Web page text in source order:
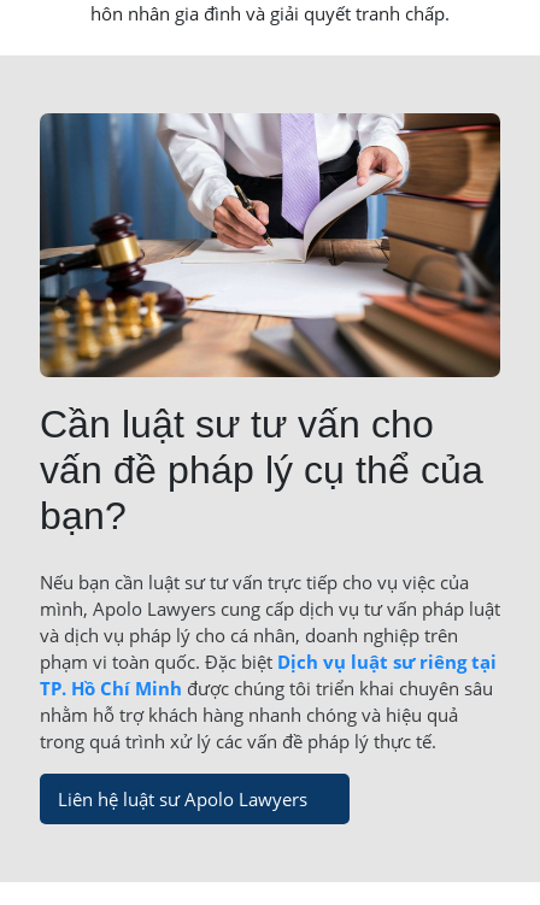
hôn nhân gia đình và giải quyết tranh chấp.
Cần luật sư tư vấn cho
vấn đề pháp lý cụ thể của
bạn?
Nếu bạn cần luật sư tư vấn trực tiếp cho vụ việc của
mình, Apolo Lawyers cung cấp dịch vụ tư vấn pháp luật
và dịch vụ pháp lý cho cá nhân, doanh nghiệp trên
phạm vi toàn quốc. Đặc biệt Dịch vụ luật sư riêng tại
TP. Hồ Chí Minh được chúng tôi triển khai chuyên sâu
nhằm hỗ trợ khách hàng nhanh chóng và hiệu quả
trong quá trình xử lý các vấn đề pháp lý thực tế.
Liên hệ luật sư Apolo Lawyers